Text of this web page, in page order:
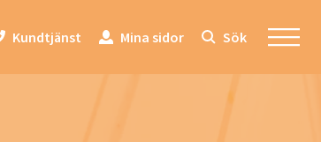
Kundtjänst Mina sidor Sök